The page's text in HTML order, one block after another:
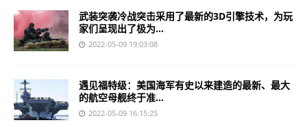
武装突袭冷战突击采用了最新的3D引擎技术，为玩
家们呈现出了极为...
2022-05-09 19:03:08
遇见福特级：美国海军有史以来建造的最新、最大
的航空母舰终于准...
2022-05-09 16:15:25